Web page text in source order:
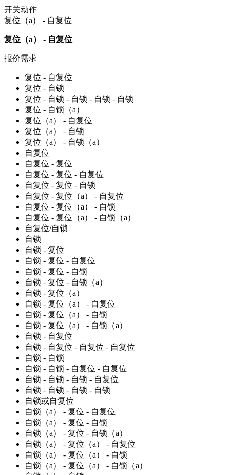
开关动作
复位（a） - 自复位
复位（a） - 自复位
报价需求
复位 - 自复位
复位 - 自锁
复位 - 自锁 - 自锁 - 自锁 - 自锁
复位 - 自锁（a）
复位（a） - 自复位
复位（a） - 自锁
复位（a） - 自锁（a）
自复位
自复位 - 复位
自复位 - 复位 - 自复位
自复位 - 复位 - 自锁
自复位 - 复位（a） - 自复位
自复位 - 复位（a） - 自锁
自复位 - 复位（a） - 自锁（a）
自复位/自锁
自锁
自锁 - 复位
自锁 - 复位 - 自复位
自锁 - 复位 - 自锁
自锁 - 复位 - 自锁（a）
自锁 - 复位（a）
自锁 - 复位（a） - 自复位
自锁 - 复位（a） - 自锁
自锁 - 复位（a） - 自锁（a）
自锁 - 自复位
自锁 - 自复位 - 自复位 - 自复位
自锁 - 自锁
自锁 - 自锁 - 自复位 - 自复位
自锁 - 自锁 - 自锁 - 自复位
自锁 - 自锁 - 自锁 - 自锁
自锁或自复位
自锁（a） - 复位 - 自复位
自锁（a） - 复位 - 自锁
自锁（a） - 复位 - 自锁（a）
自锁（a） - 复位（a） - 自复位
自锁（a） - 复位（a） - 自锁
自锁（a） - 复位（a） - 自锁（a）